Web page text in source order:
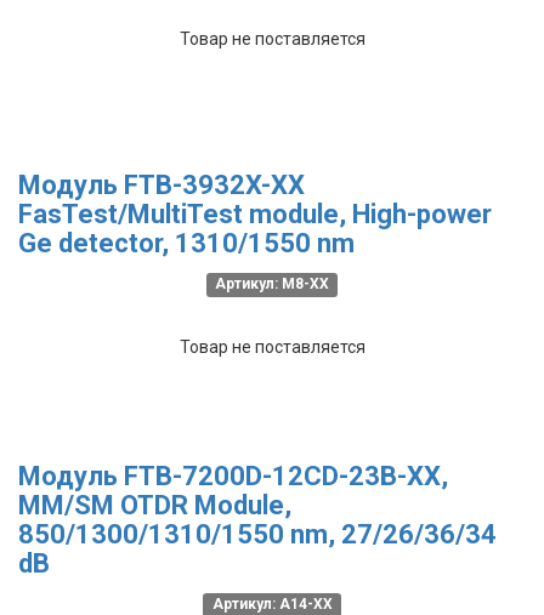
Товар не поставляется
Модуль FTB-3932X-XX
FasTest/MultiTest module, High-power
Ge detector, 1310/1550 nm
Артикул: M8-XX
Товар не поставляется
Модуль FTB-7200D-12CD-23B-XX,
MM/SM OTDR Module,
850/1300/1310/1550 nm, 27/26/36/34
dB
Артикул: A14-XX